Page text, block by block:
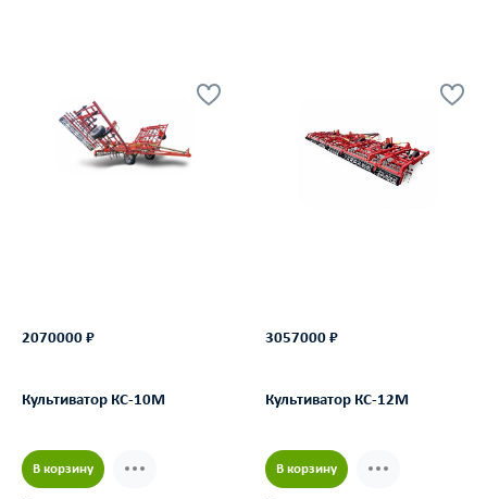
2070000 ₽
Культиватор КС-10М
В корзину
3057000 ₽
Культиватор КС-12М
В корзину